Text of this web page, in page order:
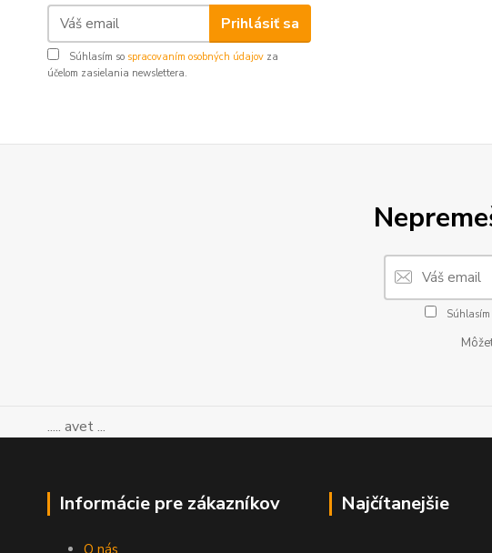
Prihlásiť sa
Súhlasím so spracovaním osobných údajov za
účelom zasielania newslettera.
Súhlasím
..... avet ...
Informácie pre zákazníkov
O nás
Najčítanejšie